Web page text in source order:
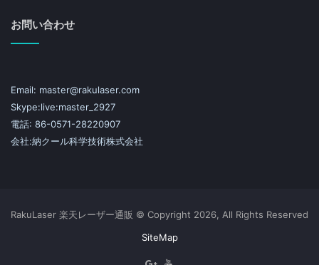
お問い合わせ
Email: master@rakulaser.com
Skype:live:master_2927
電話: 86-0571-28220907
会社:納クール科学技術株式会社
RakuLaser 楽天レーザー通販 © Copyright 2026, All Rights Reserved
SiteMap